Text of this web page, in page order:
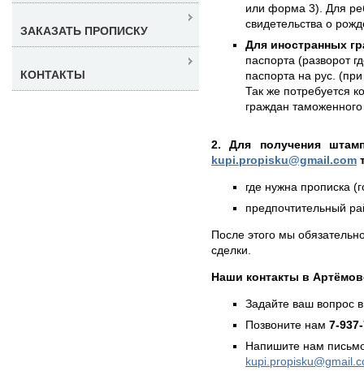
или форма 3). Для
свидетельства о
Для иностранных
паспорта (разворот
паспорта на рус.
Так же потребуется
граждан
2. Для получения
kupi.propisku@gmail.com
где нужна прописка
предпочтительный
После этого мы
сделки.
Наши контакты в
Задайте ваш вопрос
Позвоните нам 7-
Напишите нам
ЗАКАЗАТЬ ПРОПИСКУ
КОНТАКТЫ